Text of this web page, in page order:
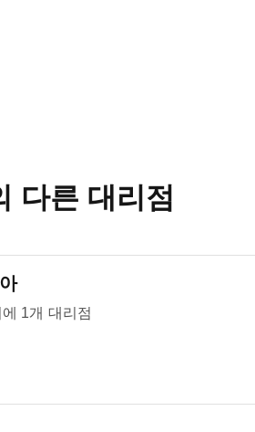
다른 대리점
1개 대리점